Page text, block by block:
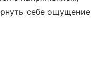
себе ощущение